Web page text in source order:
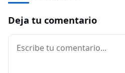
Deja tu comentario
Comentario